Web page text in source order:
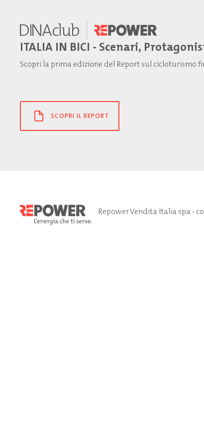
ITALIA IN BICI - Scenari,
Scopri la prima edizione del Report sul cicloturismo
SCOPRI IL REPORT
Repower Vendita Italia spa -